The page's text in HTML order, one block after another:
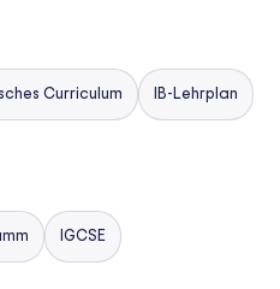
Curriculum IB-Lehrplan
IGCSE